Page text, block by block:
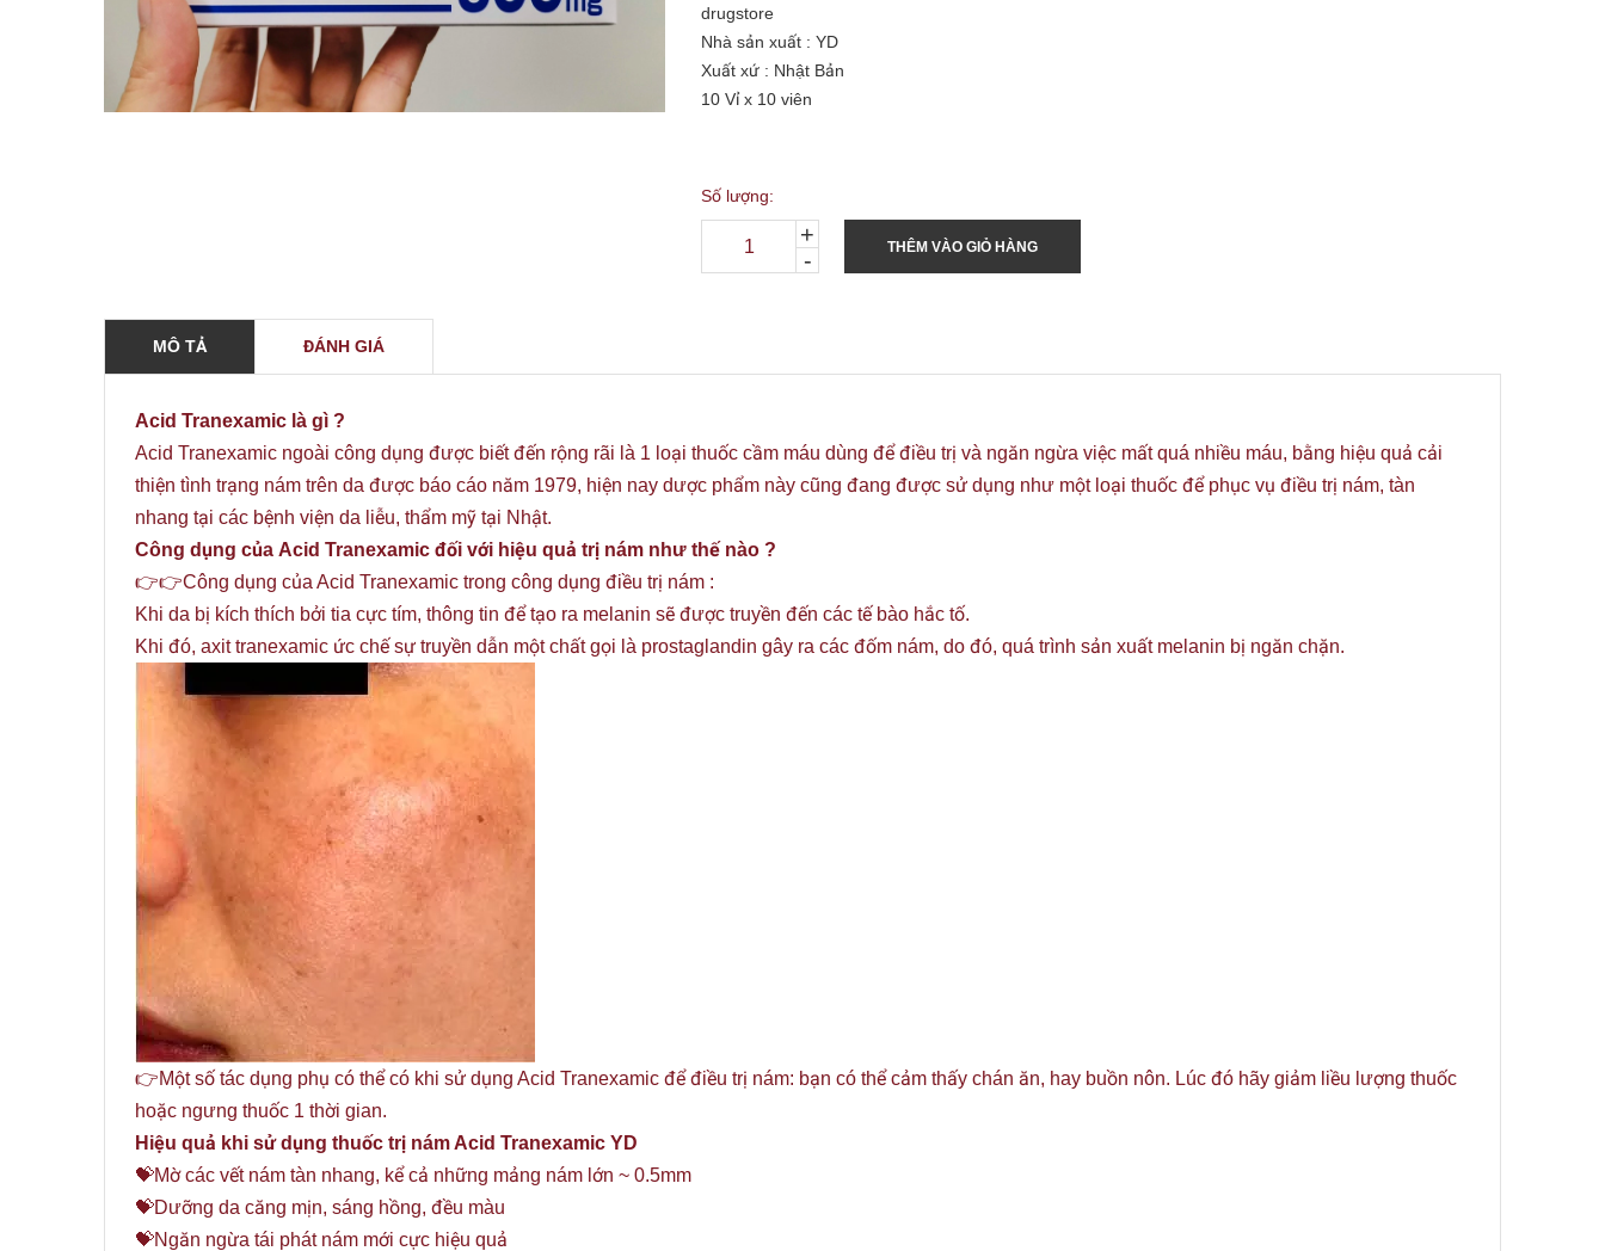
drugstore
Nhà sản xuất : YD
Xuất xứ : Nhật Bản
10 Vỉ x 10 viên
Số lượng:
-
+ THÊM VÀO GIỎ HÀNG
MÔ TẢ ĐÁNH GIÁ
Acid Tranexamic là gì ?
Acid Tranexamic ngoài công dụng được biết đến rộng rãi là 1 loại thuốc cầm máu dùng để điều trị và ngăn ngừa việc mất quá nhiều máu, bằng hiệu quả cải
thiện tình trạng nám trên da được báo cáo năm 1979, hiện nay dược phẩm này cũng đang được sử dụng như một loại thuốc để phục vụ điều trị nám, tàn
nhang tại các bệnh viện da liễu, thẩm mỹ tại Nhật.
Công dụng của Acid Tranexamic đối với hiệu quả trị nám như thế nào ?
👉👉Công dụng của Acid Tranexamic trong công dụng điều trị nám :
Khi da bị kích thích bởi tia cực tím, thông tin để tạo ra melanin sẽ được truyền đến các tế bào hắc tố.
Khi đó, axit tranexamic ức chế sự truyền dẫn một chất gọi là prostaglandin gây ra các đốm nám, do đó, quá trình sản xuất melanin bị ngăn chặn.
👉Một số tác dụng phụ có thể có khi sử dụng Acid Tranexamic để điều trị nám: bạn có thể cảm thấy chán ăn, hay buồn nôn. Lúc đó hãy giảm liều lượng thuốc
hoặc ngưng thuốc 1 thời gian.
Hiệu quả khi sử dụng thuốc trị nám Acid Tranexamic YD
💝Mờ các vết nám tàn nhang, kể cả những mảng nám lớn ~ 0.5mm
💝Dưỡng da căng mịn, sáng hồng, đều màu
💝Ngăn ngừa tái phát nám mới cực hiệu quả